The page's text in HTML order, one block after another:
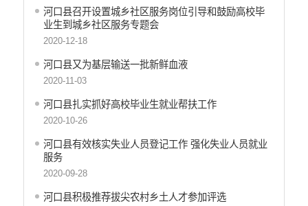
河口县召开设置城乡社区服务岗位引导和鼓励高校毕
业生到城乡社区服务专题会
2020-12-18
河口县又为基层输送一批新鲜血液
2020-11-03
河口县扎实抓好高校毕业生就业帮扶工作
2020-10-26
河口县有效核实失业人员登记工作 强化失业人员就业
服务
2020-09-28
河口县积极推荐拔尖农村乡土人才参加评选